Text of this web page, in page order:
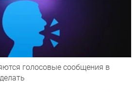
голосовые сообщения в